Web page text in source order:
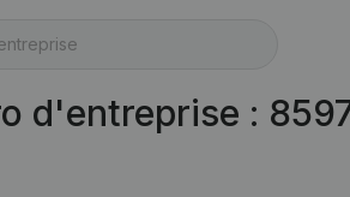
d'entreprise :